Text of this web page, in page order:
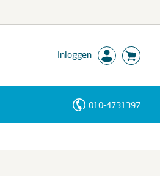
Inloggen
010-4731397